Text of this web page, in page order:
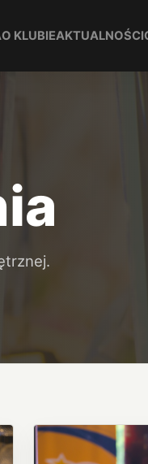
O KLUBIEAKTUALNOŚCI